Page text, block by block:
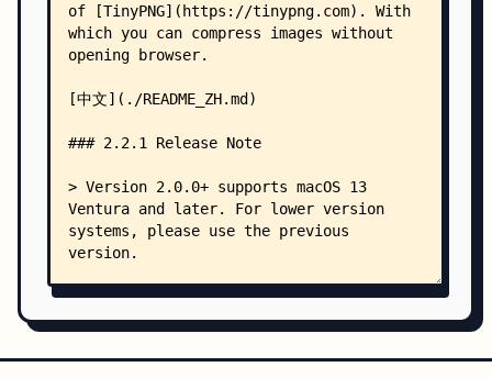
│   ├──
            │   │   └── Contents.json
            │   ├── taskPreviewStroke.colorset/
            │   ├── taskRowBackground.colorset/
            │   ├── taskRowShadow.colorset/
            │   ├── taskRowStroke.colorset/
            │   │   └── Contents.json
            │   ├── textBody.colorset/
            │   │   └── Contents.json
            │   │   └── Contents.json
            │   ├── textCaption.colorset/
            │   ├── textGreen.colorset/